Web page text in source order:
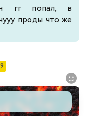
гг попал, в
проды что же